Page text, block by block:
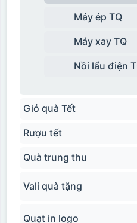
Máy ép TQ
Máy xay TQ
Nồi lẩu điện
Giỏ quà Tết
Rượu tết
Quà trung thu
Vali quà tặng
Quạt in logo